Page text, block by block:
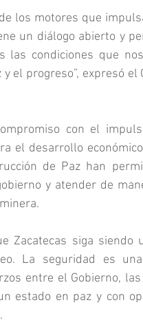
los motores que
un diálogo abierto y
condiciones que
el progreso”, expresó el
con el
el desarrollo
de Paz han
y atender de
Zacatecas siga siendo
La seguridad es una
entre el Gobierno,
estado en paz y con